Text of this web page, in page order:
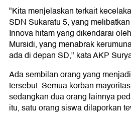
"Kita menjelaskan terkait
SDN Sukaratu 5, yang
Innova hitam yang dikendarai
Mursidi, yang menabrak
ada di depan SD," kata AKP
Ada sembilan orang yang
tersebut. Semua korban
sedangkan dua orang lainnya
itu, satu orang siswa dilaporkan